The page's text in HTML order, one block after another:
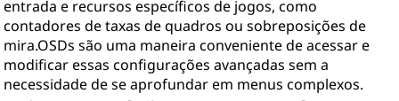
entrada e recursos específicos de jogos, como
contadores de taxas de quadros ou sobreposições de
mira.OSDs são uma maneira conveniente de acessar e
modificar essas configurações avançadas sem a
necessidade de se aprofundar em menus complexos.